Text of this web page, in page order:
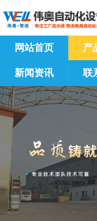
网站首页 产
新闻资讯 联